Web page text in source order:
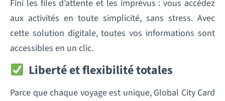
Fini les files d’attente et les imprévus : vous accédez
aux activités en toute simplicité, sans stress. Avec
cette solution digitale, toutes vos informations sont
accessibles en un clic.
Liberté et flexibilité totales
Parce que chaque voyage est unique, Global City Card